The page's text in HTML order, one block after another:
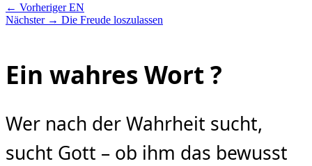
Beitragsnavigation
← Vorheriger Vorheriger
Beitrag:
EN
Nächster → Nächster
Die Freude loszulassen
Ein wahres Wort ?
Wer nach der Wahrheit sucht,
sucht Gott – ob ihm das bewusst